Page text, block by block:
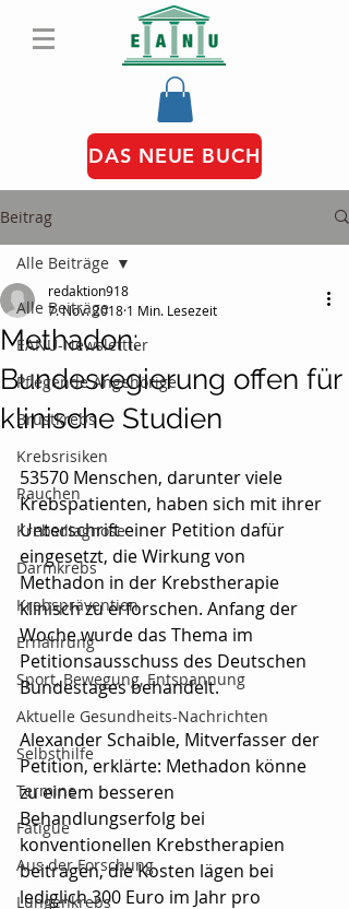
DAS NEUE BUCH
Beitrag
Alle Beiträge
EANU-Newslettter
Pflegende Angehörige
Brustkrebs
Krebsrisiken
Rauchen
Krebsdiagnose
Darmkrebs
Krebsprävention
Ernährung
Sport, Bewegung, Entspannung
Aktuelle Gesundheits-Nachrichten
Selbsthilfe
Termine
Fatigue
Aus der Forschung
Lungenkrebs
Alle Beiträge
Methadon:
Bundesregierung offen für
klinische Studien
redaktion918
7. Nov. 2018 1 Min. Lesezeit
53570 Menschen, darunter viele
Krebspatienten, haben sich mit ihrer
Unterschrift einer Petition dafür
eingesetzt, die Wirkung von
Methadon in der Krebstherapie
klinisch zu erforschen. Anfang der
Woche wurde das Thema im
Petitionsausschuss des Deutschen
Bundestages behandelt.
Alexander Schaible, Mitverfasser der
Petition, erklärte: Methadon könne
zu einem besseren
Behandlungserfolg bei
konventionellen Krebstherapien
beitragen, die Kosten lägen bei
lediglich 300 Euro im Jahr pro